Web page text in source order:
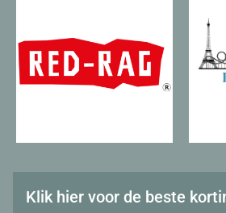
Klik hier voor de beste